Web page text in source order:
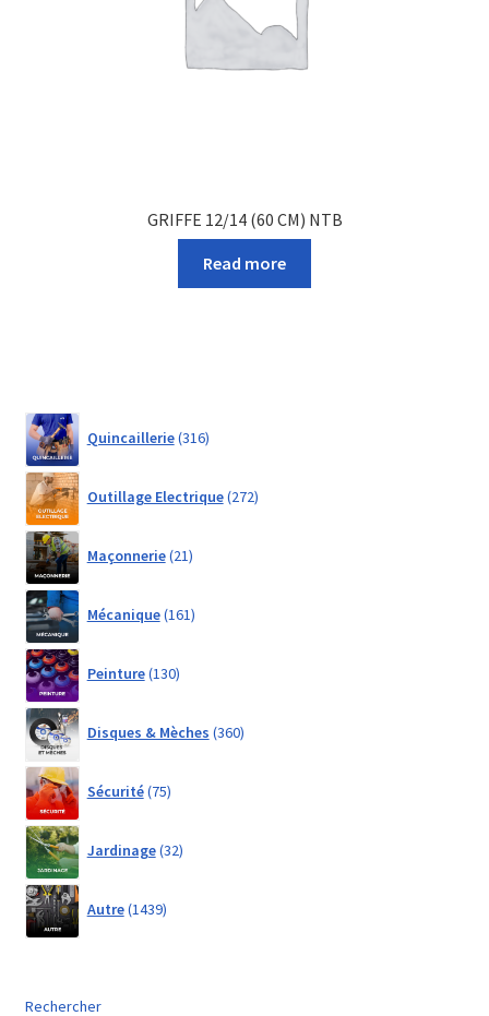
GRIFFE 12/14 (60 CM) NTB
Read more
Quincaillerie 316products
Outillage Electrique 272products
Maçonnerie 21products
Mécanique 161products
Peinture 130products
Disques & Mèches 360products
Sécurité 75products
Jardinage 32products
Autre 1439products
Rechercher